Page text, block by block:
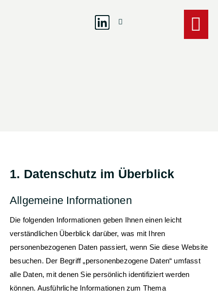
1. Datenschutz im Überblick
Allgemeine Informationen
Die folgenden Informationen geben Ihnen einen leicht
verständlichen Überblick darüber, was mit Ihren
personenbezogenen Daten passiert, wenn Sie diese Website
besuchen. Der Begriff „personenbezogene Daten“ umfasst
alle Daten, mit denen Sie persönlich identifiziert werden
können. Ausführliche Informationen zum Thema